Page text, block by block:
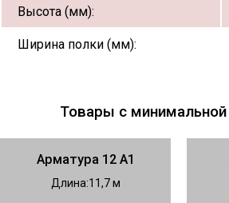
Высота (мм):
Ширина полки (мм):
Товары с
Арматура 12 А1
Длина 11,7